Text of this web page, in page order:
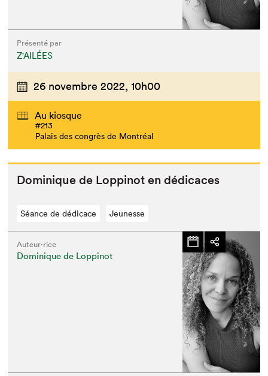
Présenté par
Z'AILÉES
26 novembre 2022, 10h00
Au kiosque
#213
Palais des congrès de Montréal
Dominique de Lop­pinot en dédicaces
Séance de dédicace Jeunesse
Auteur·rice
Dominique de Loppinot